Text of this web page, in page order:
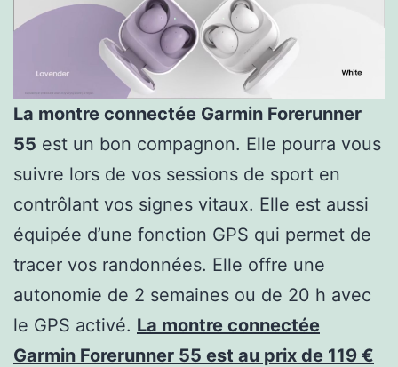
La montre connectée Garmin Forerunner
55 est un bon compagnon. Elle pourra vous
suivre lors de vos sessions de sport en
contrôlant vos signes vitaux. Elle est aussi
équipée d’une fonction GPS qui permet de
tracer vos randonnées. Elle offre une
autonomie de 2 semaines ou de 20 h avec
le GPS activé. La montre connectée
Garmin Forerunner 55 est au prix de 119 €